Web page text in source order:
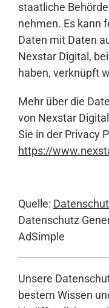
staatliche
nehmen. Es kann
Daten mit Daten
Nexstar Digital,
haben, verknüpft
Mehr über die
von Nexstar
Sie in der Privacy
https://
Quelle:
Datenschutz
AdSimple
Unsere
bestem Wissen